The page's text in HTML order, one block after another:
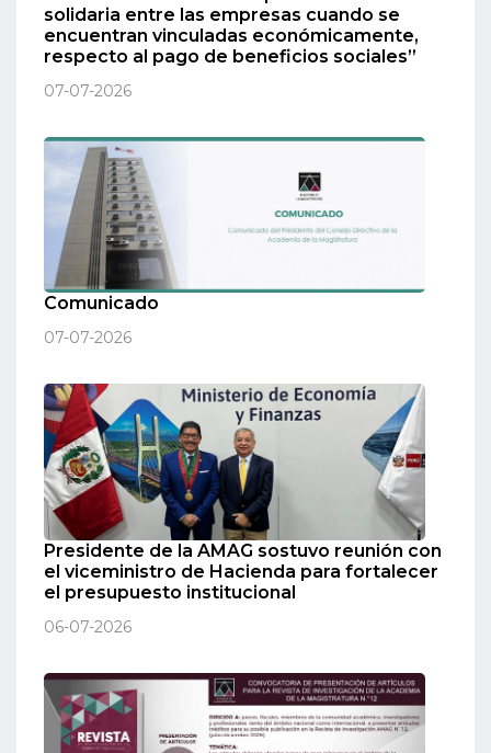
solidaria entre las empresas cuando se
encuentran vinculadas económicamente,
respecto al pago de beneficios sociales”
07-07-2026
Comunicado
07-07-2026
Presidente de la AMAG sostuvo reunión con
el viceministro de Hacienda para fortalecer
el presupuesto institucional
06-07-2026